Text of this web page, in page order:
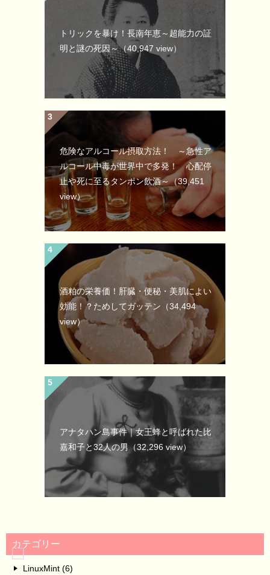
トリックを暴け！長南年恵～超能力の証
明と謎の死因～（40,947 view）
危険なアルコール摂取方法！ ～急性ア
ルコール中毒が世界中で多発！ 心配停
止や死に至るタンポン飲酒～（39,451
view）
酒粕の栄養価！肝臓・便秘・美肌によい
効能！？ためしてガッテン （34,494
view）
アナタハン島事件｜女王蜂と呼ばれた比
嘉和子と32人の男（32,296 view）
カテゴリー
LinuxMint (6)